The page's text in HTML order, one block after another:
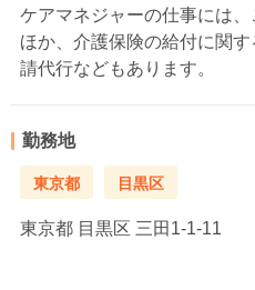
ケアマネジャーの仕事には
ほか、介護保険の給付に関
請代行などもあります。
勤務地
東京都 目黒区
東京都 目黒区 三田1-1-11